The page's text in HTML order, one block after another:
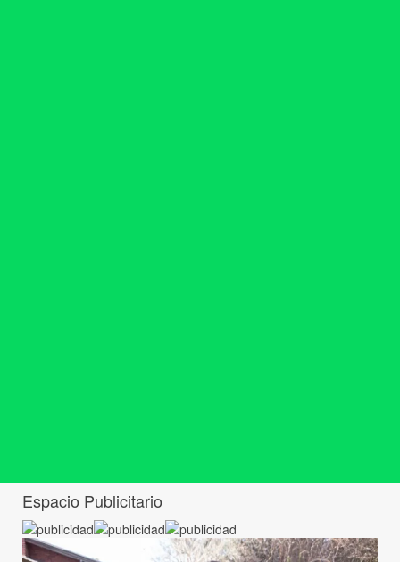
Espacio Publicitario